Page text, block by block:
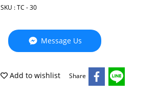
SKU : TC - 30
Message Us
Add to wishlist Share